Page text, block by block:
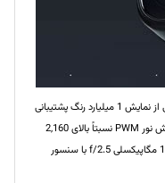
صفحه‌نمایش گوشی یک 6.77 اینچی امولد با وضوح 1084×2392 پیکسل و حاشیه‌های نسبتاً ضخیم است که با عمق رنگ 10 بیتی از نمایش 1 میلیارد رنگ پشتیبانی
آن نیز به‌ترتیب 800 و 1,300 نیت است. حداکثر نرخ رفرش این پنل 120 هرتز بوده و از فرکانس کاهش نور PWM نسبتاً بالای 2,160
هرتزی برخوردار است. روی این صفحه‌نمایش با پوشش شیشه‌ای Panda Glass‌ محافظت می‌شود. دوربین سلفی بالای پنل یک 16 مگاپیکسلی f/2.5 با سنسور